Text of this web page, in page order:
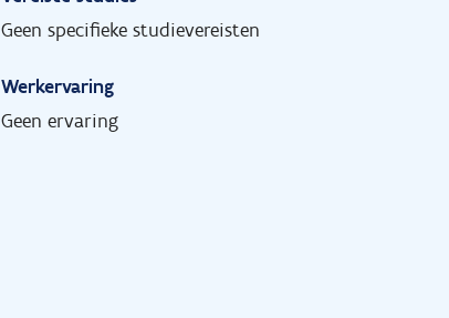
Geen specifieke studievereisten
Werkervaring
Geen ervaring